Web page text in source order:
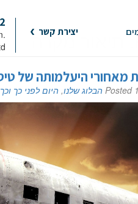
יצירת קשר
תיאור מקרה
היעלמותה של טיסה
Posted הבלוג שלנו, היום לפני כך